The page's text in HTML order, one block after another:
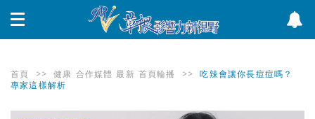
首頁 >> 健康 合作媒體 最新 首頁輪播 >>
吃辣會讓你長痘痘嗎？
專家這樣解析